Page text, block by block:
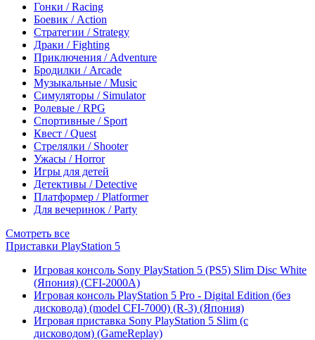
Гонки / Racing
Боевик / Action
Стратегии / Strategy
Драки / Fighting
Приключения / Adventure
Бродилки / Arcade
Музыкальные / Music
Симуляторы / Simulator
Ролевые / RPG
Спортивные / Sport
Квест / Quest
Стрелялки / Shooter
Ужасы / Horror
Игры для детей
Детективы / Detective
Платформер / Platformer
Для вечеринок / Party
Смотреть все
Приставки PlayStation 5
Игровая консоль Sony PlayStation 5 (PS5) Slim Disc White
(Япония) (CFI-2000A)
Игровая консоль PlayStation 5 Pro - Digital Edition (без
дисковода) (model CFI-7000) (R-3) (Япония)
Игровая приставка Sony PlayStation 5 Slim (с
дисководом) (GameReplay)